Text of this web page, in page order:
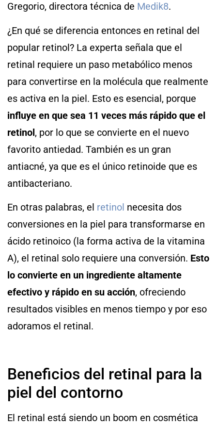
Gregorio, directora técnica de Medik8.
¿En qué se diferencia entonces en retinal del
popular retinol? La experta señala que el
retinal requiere un paso metabólico menos
para convertirse en la molécula que realmente
es activa en la piel. Esto es esencial, porque
influye en que sea 11 veces más rápido que el
retinol, por lo que se convierte en el nuevo
favorito antiedad. También es un gran
antiacné, ya que es el único retinoide que es
antibacteriano.
En otras palabras, el retinol necesita dos
conversiones en la piel para transformarse en
ácido retinoico (la forma activa de la vitamina
A), el retinal solo requiere una conversión. Esto
lo convierte en un ingrediente altamente
efectivo y rápido en su acción, ofreciendo
resultados visibles en menos tiempo y por eso
adoramos el retinal.
Beneficios del retinal para la
piel del contorno
El retinal está siendo un boom en cosmética